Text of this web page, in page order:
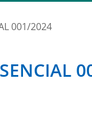
001/2024